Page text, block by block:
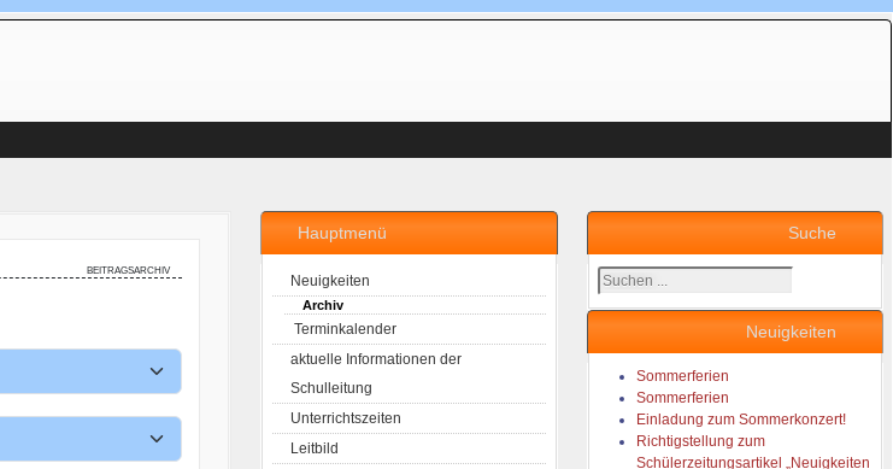
Hauptmenü
Neuigkeiten
Archiv
Terminkalender
aktuelle Informationen der
Schulleitung
Unterrichtszeiten
Leitbild
Suche
Suchen
...
Neuigkeiten
Sommerferien
Sommerferien
Einladung zum Sommerkonzert!
Richtigstellung zum
Schülerzeitungsartikel „Neuigkeiten
beitragsarchiv